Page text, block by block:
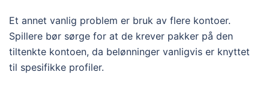
Et annet vanlig problem er bruk av flere kontoer.
Spillere bør sørge for at de krever pakker på den
tiltenkte kontoen, da belønninger vanligvis er knyttet
til spesifikke profiler.